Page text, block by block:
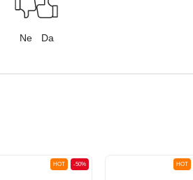
Ne Da
-50%
HOT HOT